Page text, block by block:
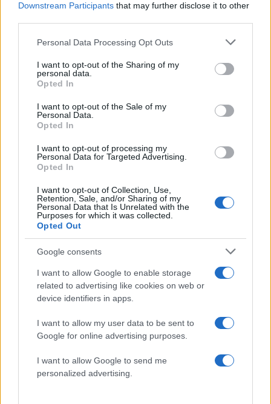
Downstream Participants that may further disclose it to other
Please note that this website/app uses one or more Google
not limited to your visit or usage behaviour. You may click to
grant or deny consent to Google and its third-party tags to
use your data for below specified purposes in below Google
consent section.
Personal Data Processing Opt Outs
I want to opt-out of the Sharing of my
personal data.
Opted In
I want to opt-out of the Sale of my
Personal Data.
Opted In
I want to opt-out of processing my
Personal Data for Targeted Advertising.
Opted In
I want to opt-out of Collection, Use,
Retention, Sale, and/or Sharing of my
Personal Data that Is Unrelated with the
Purposes for which it was collected.
Opted Out
Google consents
I want to allow Google to enable storage
related to advertising like cookies on web or
device identifiers in apps.
I want to allow my user data to be sent to
Google for online advertising purposes.
I want to allow Google to send me
personalized advertising.
Σχόλια
Σχολίασε εδώ
50 /50
Υποβολή σχολίου
Όροι Χρήσης. Το site προστατεύεται από reCAPTCHA, ισχύουν
Πολιτική Απορρήτου&Όροι Χρήσης
Ελλάδα
ΠΑΝΕΛΛΗΝΙΕΣ 2024
ΥΠΟΨΗΦΙΟΙ
Ακολουθήστε το Νewsit.gr στοGoogle News
ενημερωθείτε πρώτοι για όλη την ειδησεογραφία και τα
τελευταία νέατης ημέρας